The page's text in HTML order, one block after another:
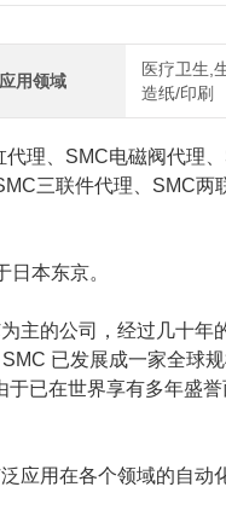
应用领域
医疗卫生,
造纸/印刷
代理、SMC电磁阀代理
三联件代理、SMC两
本东京。
主的公司，经过几十年
已发展成一家全球
已在世界享有多年盛
应用在各个领域的自动